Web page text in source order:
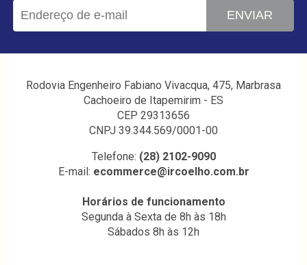
ENVIAR
Rodovia Engenheiro Fabiano Vivacqua, 475, Marbrasa
Cachoeiro de Itapemirim - ES
CEP 29313656
CNPJ 39.344.569/0001-00
Telefone: (28) 2102-9090
E-mail: ecommerce@ircoelho.com.br
Horários de funcionamento
Segunda à Sexta de 8h às 18h
Sábados 8h às 12h